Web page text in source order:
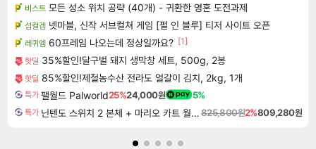
비스트 모든 성소 위치 공략 (40개) - 귀환한 영혼 도전과제
섭컬겜 넷마블, 신작 서브컬쳐 게임 [펄 인 블루] 티저 사이트 오픈
레퀴엠 60프레임 나오는데 정상일까요? [1]
핫딜 35%할인!달구벌 돼지 생막창 세트, 500g, 2봉
핫딜 85%할인!제철농수산 전라도 얼갈이 김치, 2kg, 1개
특가 팰월드 Palworld25%24,000원 5%
특가 닌텐도 스위치 2 본체 + 마리오 카트 월드 + 포켓몬스터 레전드 ZA 닌텐도 스위치 2 에디션 번들825,800원2%809,280원